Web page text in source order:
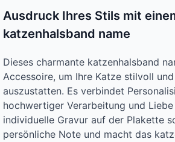
Ausdruck Ihres Stils mit
katzenhalsband name
Dieses charmante katzenhalsband
Accessoire, um Ihre Katze stilvoll
auszustatten. Es verbindet
hochwertiger Verarbeitung und
individuelle Gravur auf der Plakette
persönliche Note und macht das